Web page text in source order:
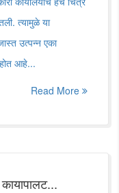
त्यामुळे या
उत्पन्न एका
होत आहे...
Read More
कायापालट...